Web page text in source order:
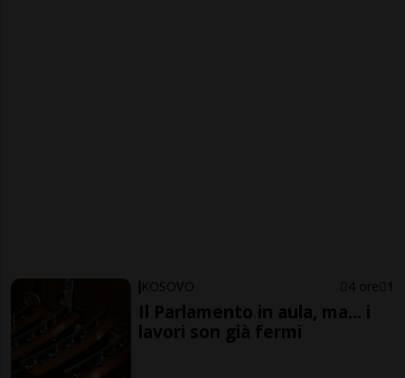
KOSOVO 4 ore 1
Il Parlamento in aula, ma... i
lavori son già fermi